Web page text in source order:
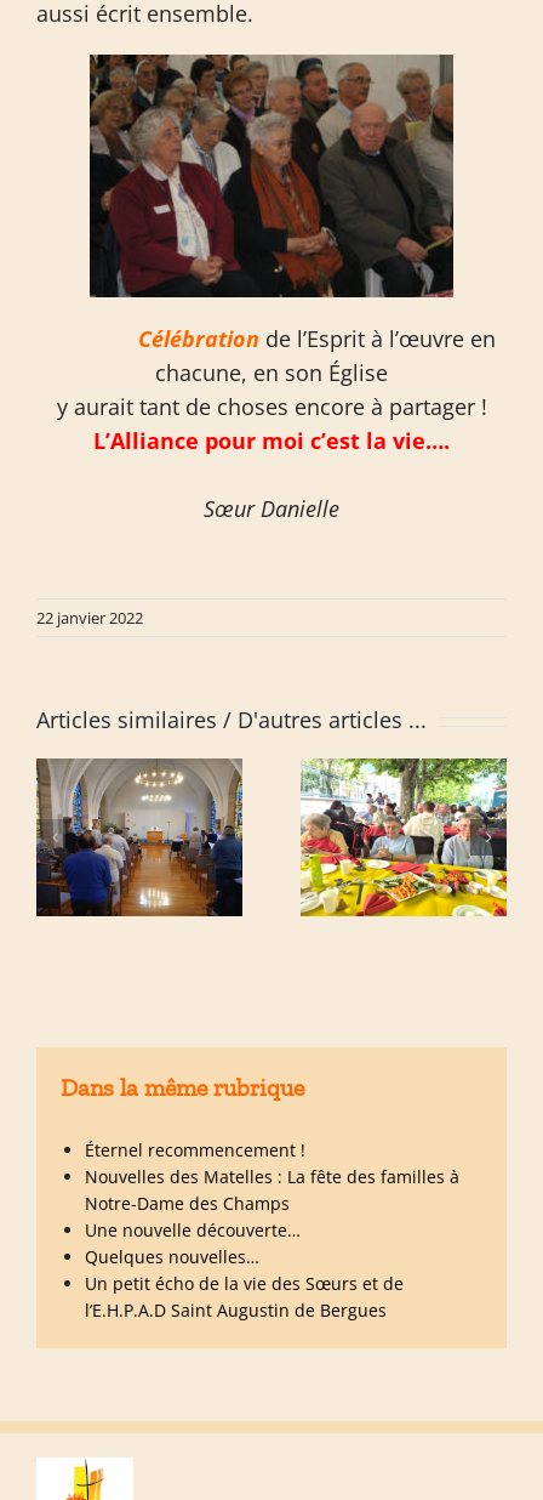
aussi écrit ensemble.
Célébration de l’Esprit à l’œuvre en
chacune, en son Église
y aurait tant de choses encore à partager !
L’Alliance pour moi c’est la vie….
Sœur Danielle
22 janvier 2022
Articles similaires
Dans la même rubrique
Éternel recommencement !
Nouvelles des Matelles : La fête des familles à
Notre-Dame des Champs
Une nouvelle découverte…
Quelques nouvelles…
Un petit écho de la vie des Sœurs et de
l’E.H.P.A.D Saint Augustin de Bergues